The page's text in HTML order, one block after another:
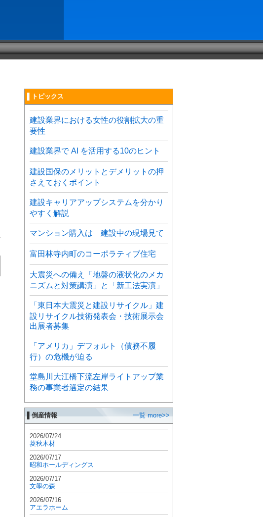
▌トピックス
建設業界における女性の役割拡大の重
要性
建設業界で AI を活用する10のヒント
建設国保のメリットとデメリットの押
さえておくポイント
建設キャリアアップシステムを分かり
やすく解説
マンション購入は 建設中の現場見て
富田林寺内町のコーポラティブ住宅
大震災への備え「地盤の液状化のメカ
ニズムと対策講演」と「新工法実演」
「東日本大震災と建設リサイクル」建
設リサイクル技術発表会・技術展示会
出展者募集
「アメリカ」デフォルト（債務不履
行）の危機が迫る
堂島川大江橋下流左岸ライトアップ業
務の事業者選定の結果
▌倒産情報 一覧 more>>
2026/07/24
菱秋木材
2026/07/17
昭和ホールディングス
2026/07/17
文學の森
2026/07/16
アエラホーム